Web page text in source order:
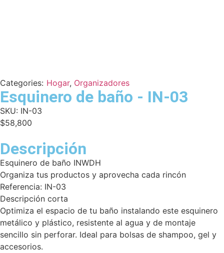
Categories: Hogar, Organizadores
Esquinero de baño - IN-03
SKU: IN-03
$58,800
Descripción
Esquinero de baño INWDH
Organiza tus productos y aprovecha cada rincón
Referencia: IN-03
Descripción corta
Optimiza el espacio de tu baño instalando este esquinero
metálico y plástico, resistente al agua y de montaje
sencillo sin perforar. Ideal para bolsas de shampoo, gel y
accesorios.